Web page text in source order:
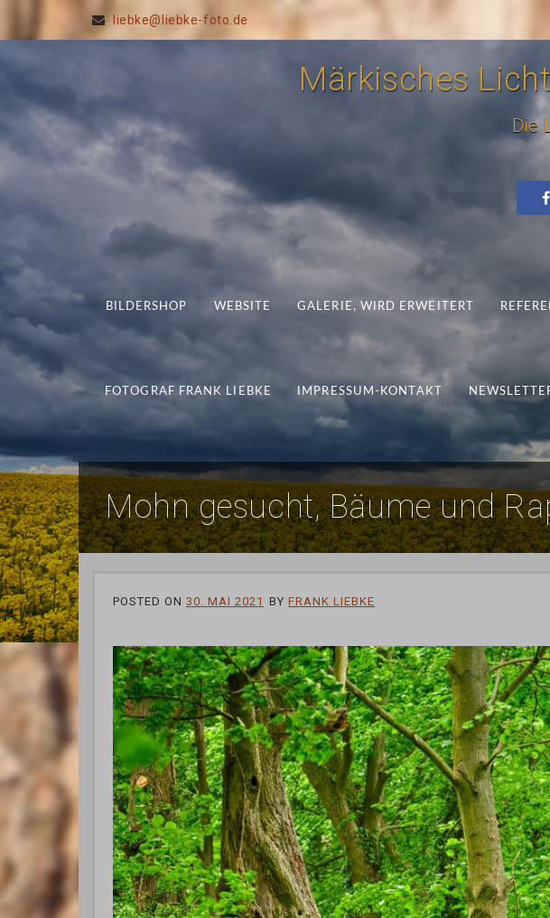
liebke@liebke-foto.de
Märkisches
Die
BILDERSHOP WEBSITE GALERIE, WIRD ERWEITERT
FOTOGRAF FRANK LIEBKE IMPRESSUM-KONTAKT
Mohn gesucht, Bäume und
POSTED ON 30. MAI 2021 BY FRANK LIEBKE